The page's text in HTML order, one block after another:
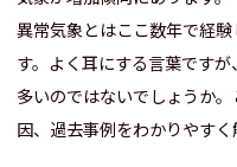
異常気象とはここ数年で経
す。よく耳にする言葉です
多いのではないでしょうか
因、過去事例をわかりやすく